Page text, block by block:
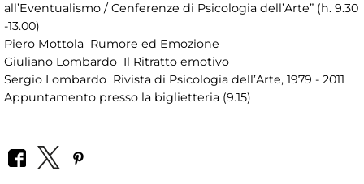
all’Eventualismo / Cenferenze di Psicologia dell’Arte” (h. 9.30
-13.00)
Piero Mottola Rumore ed Emozione
Giuliano Lombardo Il Ritratto emotivo
Sergio Lombardo Rivista di Psicologia dell’Arte, 1979 - 2011
Appuntamento presso la biglietteria (9.15)